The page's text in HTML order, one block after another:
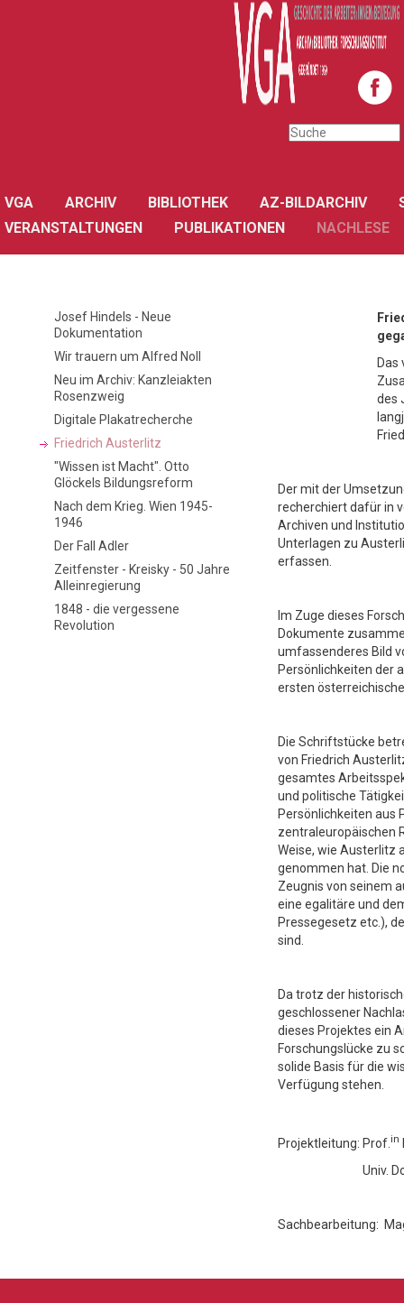
VGA ARCHIV BIBLIOTHEK AZ-BILDARCHIV
VERANSTALTUNGEN
PUBLIKATIONEN NACHLESE
Josef Hindels - Neue
Dokumentation
Wir trauern um Alfred Noll
Neu im Archiv: Kanzleiakten
Rosenzweig
Digitale Plakatrecherche
Friedrich Austerlitz
"Wissen ist Macht". Otto
Glöckels Bildungsreform
Nach dem Krieg. Wien 1945-
1946
Der Fall Adler
Zeitfenster - Kreisky - 50 Jahre
Alleinregierung
1848 - die vergessene
Revolution
Das
des
Der mit der
recherchiert dafür in
Archiven und
Unterlagen zu
erfassen.
Im Zuge dieses
Dokumente
umfassenderes Bild
Persönlichkeiten der
ersten
Die Schriftstücke
von Friedrich
gesamtes
und politische
Persönlichkeiten aus
zentraleuropäischen
Weise, wie Austerlitz
genommen hat. Die
Zeugnis von seinem
eine egalitäre und
Pressegesetz etc.),
sind.
Da trotz der
geschlossener
dieses Projektes ein
Forschungslücke zu
solide Basis für die
Verfügung stehen.
Projektleitung: Prof. in
Univ.
Sachbearbeitung: